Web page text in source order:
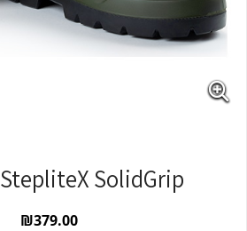
StepliteX SolidGrip (מגן) ירוק
₪379.00